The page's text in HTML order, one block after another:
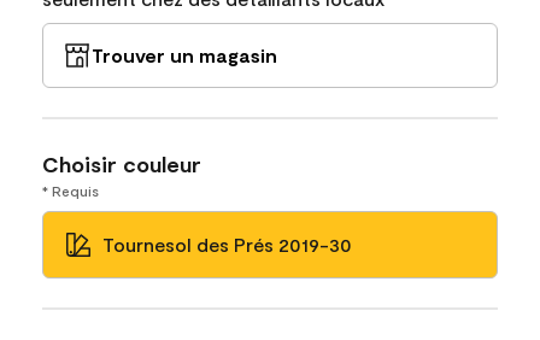
Trouver un magasin
Choisir couleur
* Requis
Tournesol des Prés 2019-30